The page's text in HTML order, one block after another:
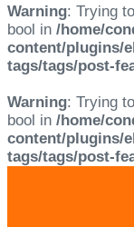
Warning: Trying
bool in /home/
content/plugins/
tags/tags/post-
Warning: Trying
bool in /home/
content/plugins/
tags/tags/post-